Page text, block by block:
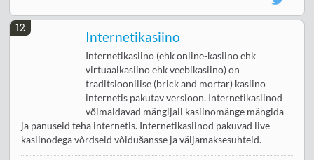
12
Internetikasiino
Internetikasiino (ehk online-kasiino ehk
virtuaalkasiino ehk veebikasiino) on
traditsioonilise (brick and mortar) kasiino
internetis pakutav versioon. Internetikasiinod
võimaldavad mängijail kasiinomänge mängida
ja panuseid teha internetis. Internetikasiinod pakuvad live-
kasiinodega võrdseid võidušansse ja väljamaksesuhteid.